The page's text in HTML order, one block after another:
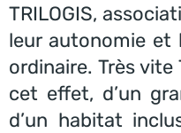
TRILOGIS,
leur autonomie et
ordinaire. Très vite
cet effet, d’un
d’un habitat